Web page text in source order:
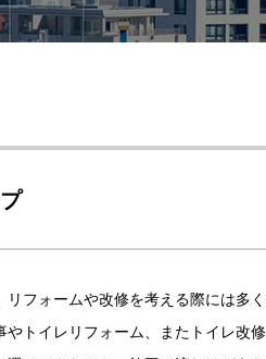
リフォームや改修を考える際には
トイレリフォーム、またトイレ